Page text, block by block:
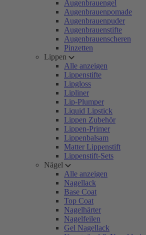
Augenbrauengel
Augenbrauenpomade
Augenbrauenpuder
Augenbrauenstifte
Augenbrauenscheren
Pinzetten
Lippen
Alle anzeigen
Lippenstifte
Lipgloss
Lipliner
Lip-Plumper
Liquid Lipstick
Lippen Zubehör
Lippen-Primer
Lippenbalsam
Matter Lippenstift
Lippenstift-Sets
Nägel
Alle anzeigen
Nagellack
Base Coat
Top Coat
Nagelhärter
Nagelfeilen
Gel Nagellack